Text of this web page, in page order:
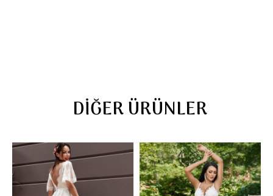
DIĞER ÜRÜNLER